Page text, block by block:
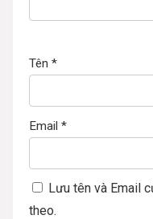
Tên *
Email *
Lưu tên và Email
theo.